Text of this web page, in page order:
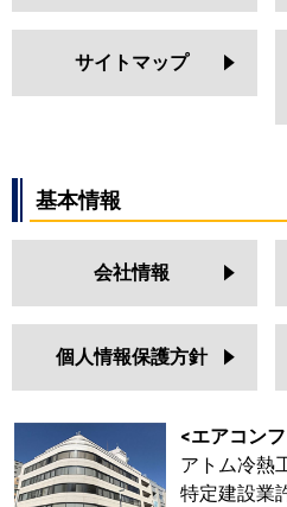
サイトマップ
基本情報
会社情報
個人情報保護方針
<エアコン
アトム冷熱
特定建設業